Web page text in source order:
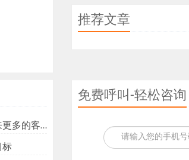
的客户？
标
推荐文章
免费呼叫-轻松咨询